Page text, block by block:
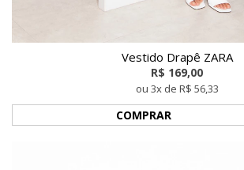
Vestido Drapê ZARA
R$ 169,00
ou 3x de R$ 56,33
COMPRAR